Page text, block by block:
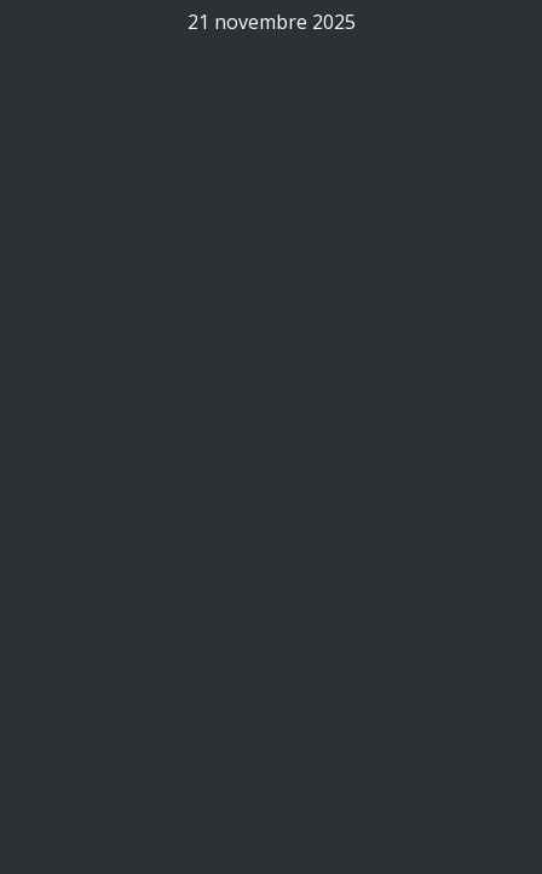
21 novembre 2025